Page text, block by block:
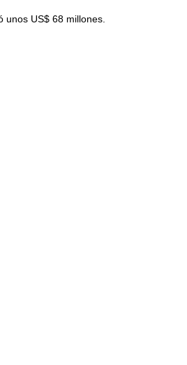
unos US$ 68 millones.